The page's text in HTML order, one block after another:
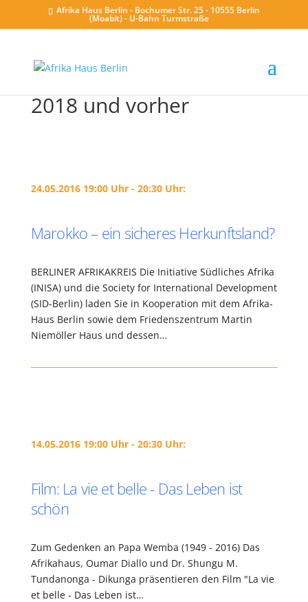
Afrika Haus Berlin - Bochumer Str. 25 - 10555 Berlin
(Moabit) - U-Bahn Turmstraße
2018 und vorher
24.05.2016 19:00 Uhr - 20:30 Uhr:
Marokko – ein sicheres Herkunftsland?
BERLINER AFRIKAKREIS Die Initiative Südliches Afrika
(INISA) und die Society for International Development
(SID-Berlin) laden Sie in Kooperation mit dem Afrika-
Haus Berlin sowie dem Friedenszentrum Martin
Niemöller Haus und dessen…
14.05.2016 19:00 Uhr - 20:30 Uhr:
Film: La vie et belle - Das Leben ist
schön
Zum Gedenken an Papa Wemba (1949 - 2016) Das
Afrikahaus, Oumar Diallo und Dr. Shungu M.
Tundanonga - Dikunga präsentieren den Film "La vie
et belle - Das Leben ist…